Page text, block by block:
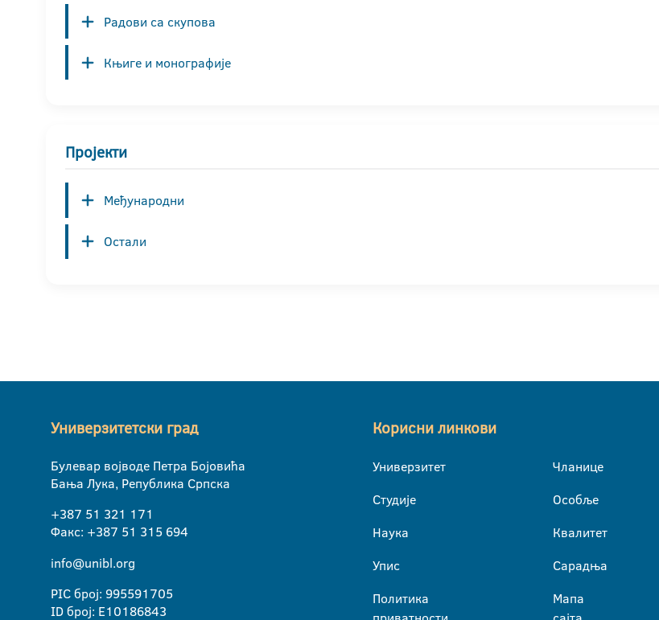
Радови са скупова
Књиге и монографије
Пројекти
Међународни
Остали
Универзитетски град
Булевар војводе Петра Бојовића
Бања Лука, Република Српска
+387 51 321 171
Факс: +387 51 315 694
info@unibl.org
PIC број: 995591705
ID број: E10186843
Корисни линкови
Универзитет
Студије
Наука
Упис
Политика
Чланице
Особље
Квалитет
Сарадња
Мапа